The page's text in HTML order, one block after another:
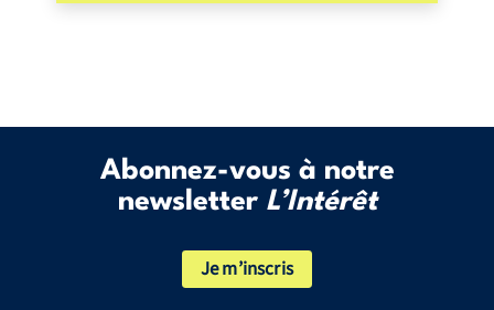
Abonnez-vous à notre
newsletter L’Intérêt
Je m’inscris